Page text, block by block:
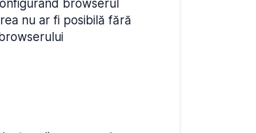
browserul
nu ar fi posibilă fără